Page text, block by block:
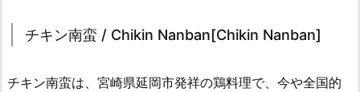
チキン南蛮 / Chikin Nanban[Chikin Nanban]
チキン南蛮は、宮崎県延岡市発祥の鶏料理で、今や全国的